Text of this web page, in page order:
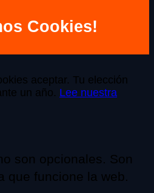
Cookies!
aceptar. Tu elección
un año. Lee nuestra
son opcionales. Son
que funcione la web.